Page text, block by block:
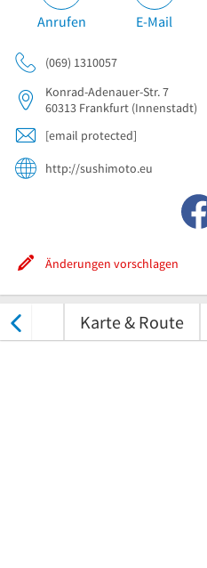
Anrufen E-Mail
(069) 1310057
Konrad-Adenauer-Str. 7
60313 Frankfurt (Innenstadt)
[email protected]
http://sushimoto.eu
Änderungen vorschlagen
Karte & Route